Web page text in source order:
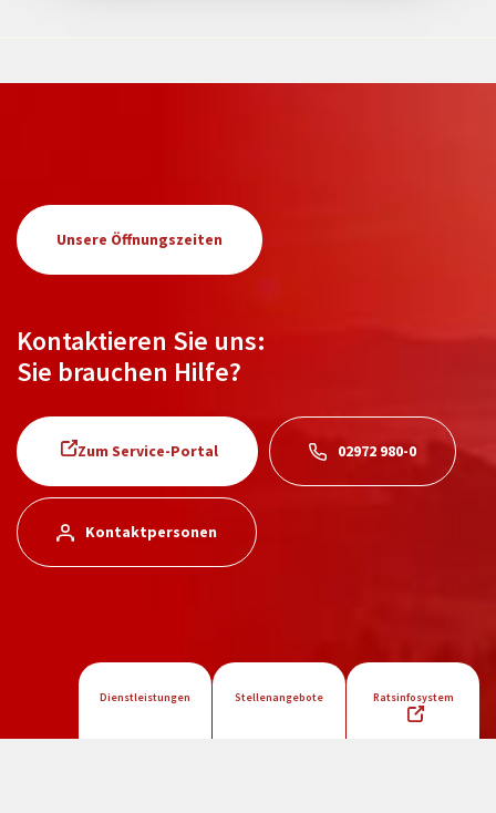
Unsere Öffnungszeiten
Kontaktieren Sie uns:
Sie brauchen Hilfe?
Zum Service-Portal 02972 980-0
Kontaktpersonen
Dienstleistungen Stellenangebote Ratsinfosystem